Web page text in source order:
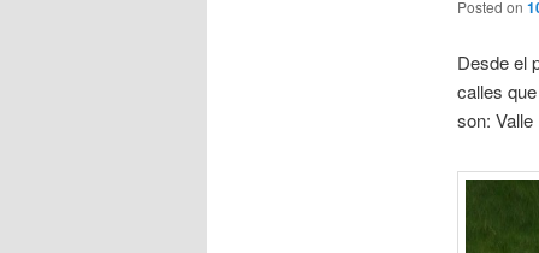
Posted on
Desde el
calles
son: Valle